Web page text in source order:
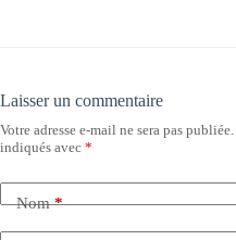
Laisser un commentaire
Votre adresse e-mail ne sera pas publiée.
indiqués avec *
Nom*